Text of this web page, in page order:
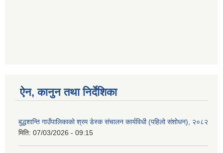
ऐन, कानुन तथा निर्देशिका
बुद्धशान्ति गाउँपालिकाको श्रम डेस्क संचालन कार्यविधी (पहिलो संशोधन), २०८२
मिति: 07/03/2026 - 09:15